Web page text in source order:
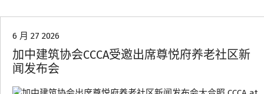
6 月 27 2026
加中建筑协会CCCA受邀出席尊悦府养老社区新
闻发布会